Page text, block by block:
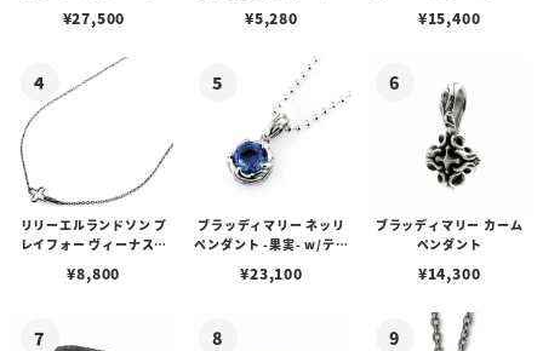
¥27,500 ¥5,280
ブスタークラスプ＆LTロ
¥15,400
リリーエルランドソン プ
レイフォー ヴィーナスチ
¥8,800
ブラッディマリー ネッリ
ペンダント -果実- w/ティ
¥23,100
ブラッディマリー カーム
ペンダント
¥14,300